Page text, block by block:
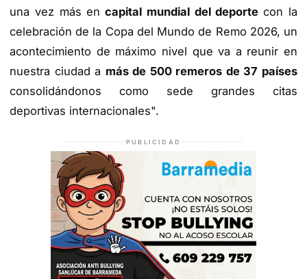
una vez más en capital mundial del deportecon la
celebración de la Copa del Mundo de Remo 2026, un
acontecimiento de máximo nivel que va a reunir en
nuestra ciudad a más de 500 remeros de 37 países
consolidándonos como sede grandes citas
deportivas internacionales".
PUBLICIDAD